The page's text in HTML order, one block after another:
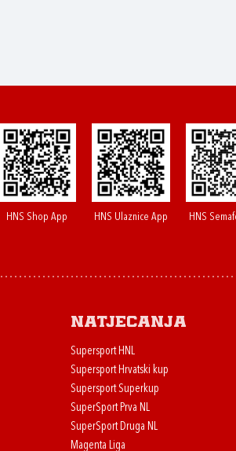
HNS Shop App HNS Ulaznice App HNS
Natjecanja
Supersport HNL
Supersport Hrvatski kup
Supersport Superkup
SuperSport Prva NL
SuperSport Druga NL
Magenta Liga